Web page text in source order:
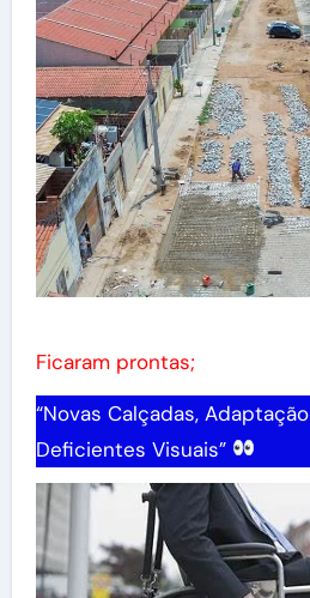
Ficaram prontas;
“Novas Calçadas,
Deficientes Visuais”